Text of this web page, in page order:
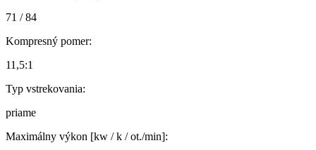
71 / 84
Kompresný pomer:
11,5:1
Typ vstrekovania:
priame
Maximálny výkon [kw / k / ot./min]: